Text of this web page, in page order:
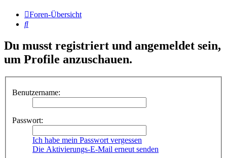
Foren-Übersicht
Suche
Du musst registriert und angemeldet sein,
um Profile anzuschauen.
Benutzername:
Passwort:
Ich habe mein Passwort vergessen
Die Aktivierungs-E-Mail erneut senden